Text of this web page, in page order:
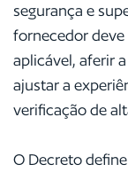
segurança e
fornecedor deve
aplicável, aferir
ajustar a
verificação de
O Decreto